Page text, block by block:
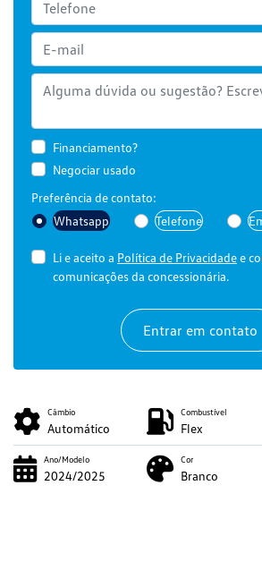
Financiamento?
Negociar usado
Preferência de contato:
Whatsapp
Telefone
Li e aceito a Política de Privacidadee
comunicações da concessionária.
Entrar em contato
Câmbio
Automático
Combustível
Flex
Ano/Modelo
2024/2025
Cor
Branco